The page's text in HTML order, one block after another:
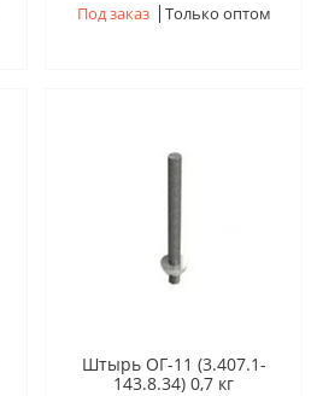
Под заказ Только оптом
Штырь ОГ-11 (3.407.1-
143.8.34) 0,7 кг